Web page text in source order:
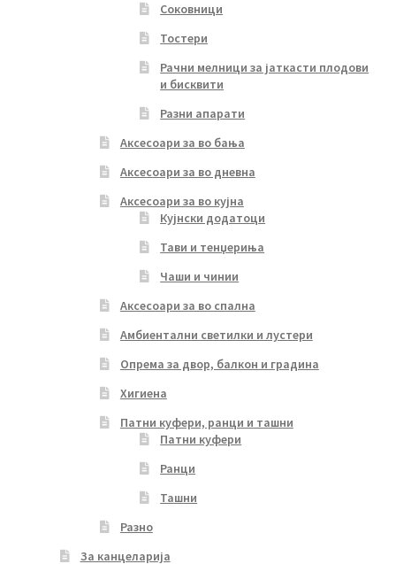
Соковници
Тостери
Рачни мелници за јаткасти плодови
и бисквити
Разни апарати
Аксесоари за во бања
Аксесоари за во дневна
Аксесоари за во кујна
Кујнски додатоци
Тави и тенџериња
Чаши и чинии
Аксесоари за во спална
Амбиентални светилки и лустери
Опрема за двор, балкон и градина
Хигиена
Патни куфери, ранци и ташни
Патни куфери
Ранци
Ташни
Разно
За канцеларија